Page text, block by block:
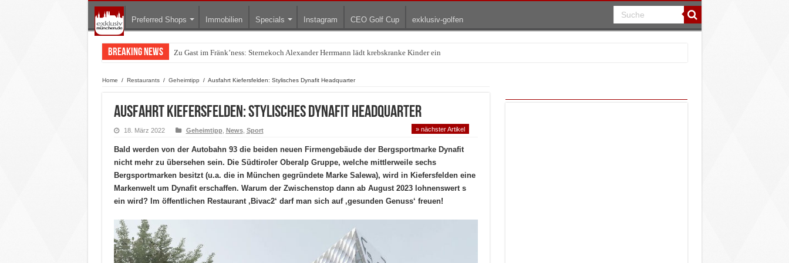
Preferred Shops Immobilien Specials Instagram CEO Golf Cup exklusiv-golfen
Breaking News Zu Gast im Fränk’ness: Sternekoch Alexander Herrmann lädt krebskranke Kinder ein
Warum München gerade zum Treffpunkt der Lingerie-Branche wurde
Home / Restaurants / Geheimtipp / Ausfahrt Kiefersfelden: Stylisches Dynafit Headquarter
Ausfahrt Kiefersfelden: Stylisches Dynafit Headquarter
18. März 2022 Geheimtipp, News, Sport » nächster Artikel
Bald werden von der Autobahn 93 die beiden neuen Firmengebäude der Bergsportmarke Dynafit
nicht mehr zu übersehen sein. Die Südtiroler Oberalp Gruppe, welche mittlerweile sechs
Bergsportmarken besitzt (u.a. die in München gegründete Marke Salewa), wird in Kiefersfelden eine
Markenwelt um Dynafit erschaffen. Warum der Zwischenstop dann ab August 2023 lohnenswert s
ein wird? Im öffentlichen Restaurant ‚Bivac2‘ darf man sich auf ‚gesunden Genuss‘ freuen!